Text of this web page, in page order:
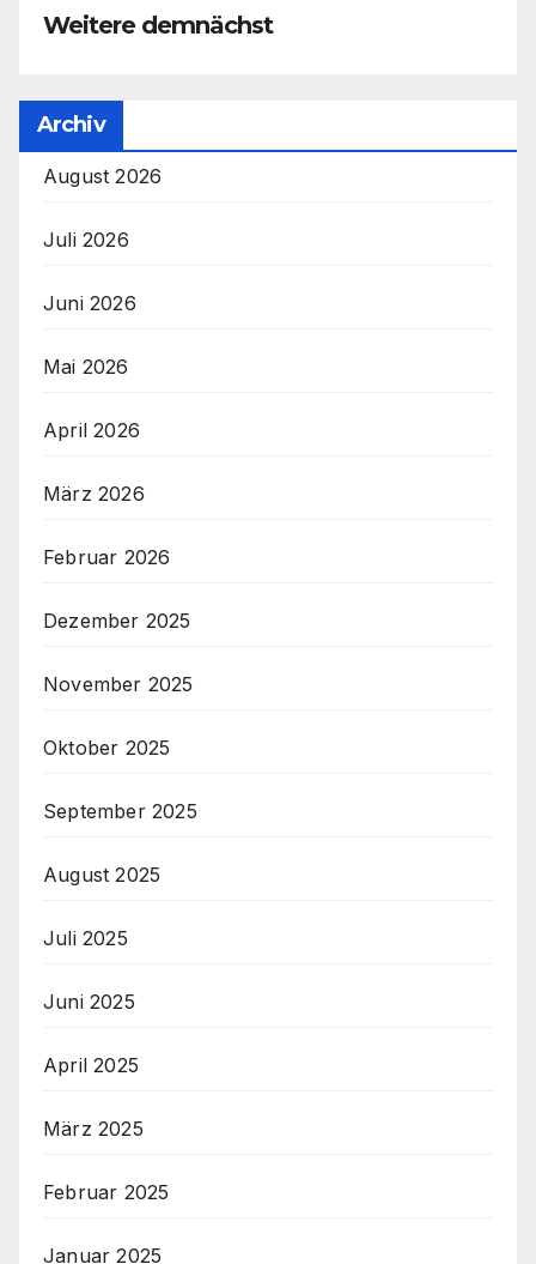
Weitere demnächst
Archiv
August 2026
Juli 2026
Juni 2026
Mai 2026
April 2026
März 2026
Februar 2026
Dezember 2025
November 2025
Oktober 2025
September 2025
August 2025
Juli 2025
Juni 2025
April 2025
März 2025
Februar 2025
Januar 2025